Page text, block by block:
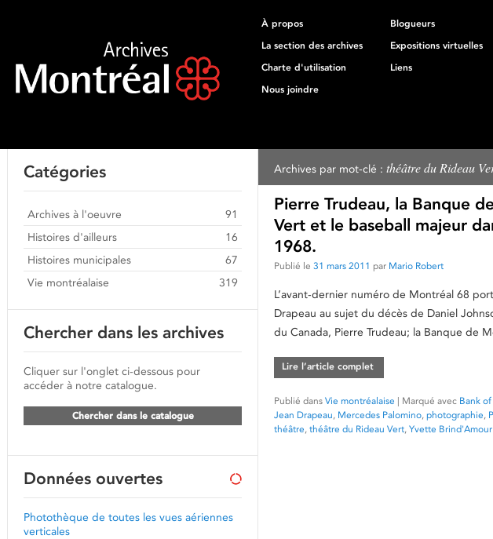
À propos
Blogueurs
La section des archives
Expositions virtuelles
Charte d'utilisation
Liens
Nous joindre
Archives par mot-clé : théâtre du Rideau
Pierre Trudeau, la Banque
Vert et le baseball majeur
1968.
Publié le 31 mars 2011 par Mario Robert
L’avant-dernier numéro de Montréal 68
Drapeau au sujet du décès de Daniel
du Canada, Pierre Trudeau; la Banque de
Lire l’article complet
Publié dans Vie montréalaise | Marqué avec Bank
Jean Drapeau, Mercedes Palomino, photographie,
théâtre, théâtre du Rideau Vert, Yvette Brind'Amour
Catégories
Archives à l'oeuvre
91
Histoires d'ailleurs
16
Histoires municipales
67
Vie montréalaise
319
Chercher dans les archives
Cliquer sur l'onglet ci-dessous pour
accéder à notre catalogue.
Chercher dans le catalogue
Données ouvertes
Photothèque de toutes les vues aériennes
verticales